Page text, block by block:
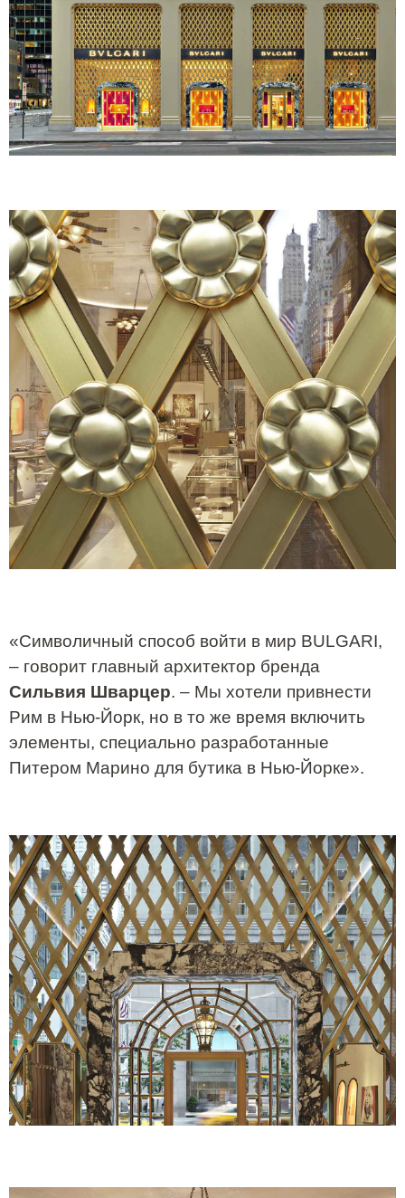
«Символичный способ войти в мир BULGARI,
– говорит главный архитектор бренда
Сильвия Шварцер. – Мы хотели привнести
Рим в Нью-Йорк, но в то же время включить
элементы, специально разработанные
Питером Марино для бутика в Нью-Йорке».